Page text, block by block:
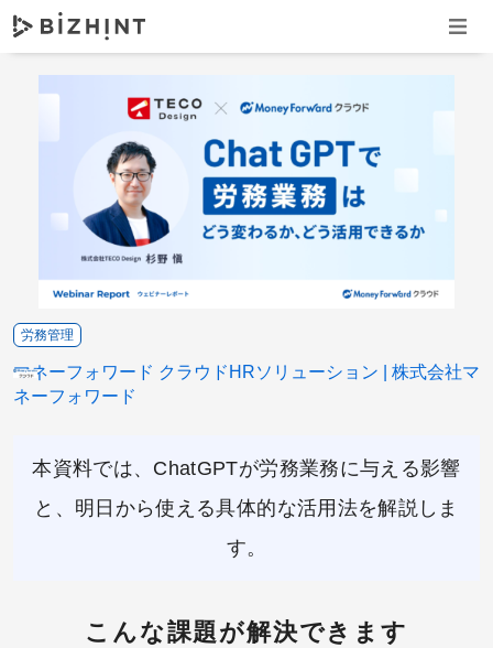
ナビ
本資料では、ChatGPTが労務業務に与える影響
と、明日から使える具体的な活用法を解説しま
す。
こんな課題が解決できます
労務管理
マネーフォワード クラウドHRソリューション
株式会社マ
ネーフォワード